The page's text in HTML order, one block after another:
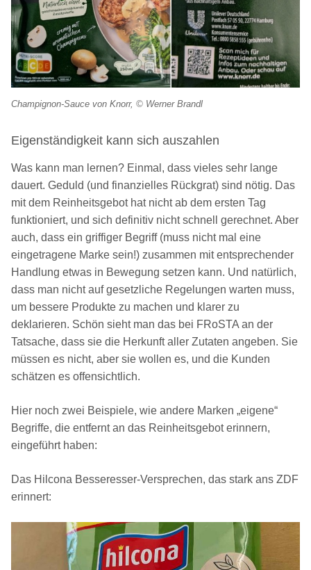
Champignon-Sauce von Knorr, © Werner Brandl
Eigenständigkeit kann sich auszahlen
Was kann man lernen? Einmal, dass vieles sehr lange
dauert. Geduld (und finanzielles Rückgrat) sind nötig. Das
mit dem Reinheitsgebot hat nicht ab dem ersten Tag
funktioniert, und sich definitiv nicht schnell gerechnet. Aber
auch, dass ein griffiger Begriff (muss nicht mal eine
eingetragene Marke sein!) zusammen mit entsprechender
Handlung etwas in Bewegung setzen kann. Und natürlich,
dass man nicht auf gesetzliche Regelungen warten muss,
um bessere Produkte zu machen und klarer zu
deklarieren. Schön sieht man das bei FRoSTA an der
Tatsache, dass sie die Herkunft aller Zutaten angeben. Sie
müssen es nicht, aber sie wollen es, und die Kunden
schätzen es offensichtlich.
Hier noch zwei Beispiele, wie andere Marken „eigene“
Begriffe, die entfernt an das Reinheitsgebot erinnern,
eingeführt haben:
Das Hilcona Besseresser-Versprechen, das stark ans ZDF
erinnert: